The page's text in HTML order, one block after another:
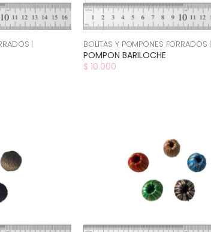
| BOLITAS Y POMPONES FORRADOS |
POMPON BARILOCHE
$ 10.000